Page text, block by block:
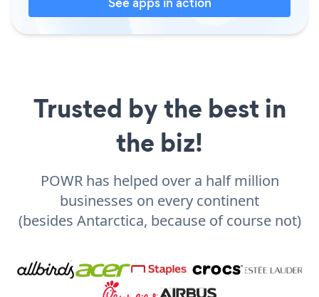
Trusted by the best in
the biz!
POWR has helped over a half million
businesses on every continent
(besides Antarctica, because of course not)